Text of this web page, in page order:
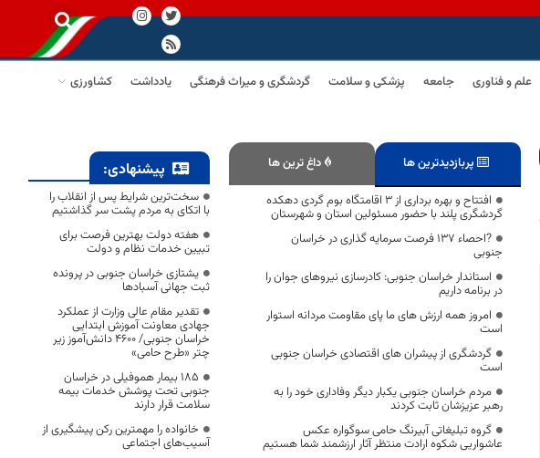
علم و فناوری جامعه پزشکی و سلامت گردشگری و میراث فرهنگی یادداشت
کشاورزی
پربازدیدترین ها داغ ترین ها
افتتاح و بهره برداری از 3 اقامتگاه بوم گردی دهکده
گردشگری پلند با حضور مسئولین استان و شهرستان
?احصاء 137 فرصت سرمایه گذاری در خراسان
جنوبی
استاندار خراسان جنوبی: کادرسازی نیروهای جوان را
در برنامه داریم
امروز همه ارزش های ما پای مقاومت مردانه استوار
است
گردشگری از پیشران های اقتصادی خراسان جنوبی
است
مردم خراسان جنوبی یکبار دیگر وفاداری خود را به
رهبر عزیزشان ثابت کردند
گروه تبلیغاتی آبیرنگ حامی سوگواره عکس
عاشواریی شکوه ارادت منتظر آثار ارزشمند شما هستیم
پیشنهادی:
سخت‌ترین شرایط پس از انقلاب را
با اتکای به مردم پشت سر گذاشتیم
هفته دولت بهترین فرصت برای
تبیین خدمات نظام و دولت
یشتازی خراسان جنوبی در پرونده
ثبت جهانی آسبادها
تقدیر مقام عالی وزارت از عملکرد
جهادی معاونت آموزش ابتدایی
خراسان جنوبی/ ۴۶۰۰ دانش‌آموز زیر
چتر «طرح حامی»
۱۸۵ بیمار هموفیلی در خراسان
جنوبی تحت پوشش خدمات بیمه
سلامت قرار دارند
خانواده را مهمترین رکن پیشگیری از
آسیب‌های اجتماعی